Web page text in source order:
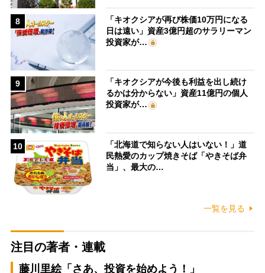
8
「キオクシアが再び株価10万円になる
日は遠い」資産3億円超のサラリーマン
投資家が…
9
「キオクシアが今後も利益を出し続け
るかは分からない」資産11億円の個人
投資家が…
10
「北海道で知らない人はいない！」道
民熱愛のカップ焼きそば「やきそば弁
当」、最大の…
一覧を見る
注目の著者・連載
藤川里絵「さあ、投資を始めよう！」